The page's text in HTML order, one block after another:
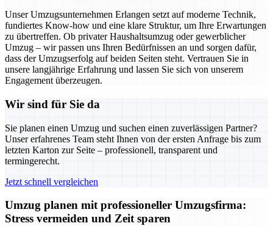
Unser Umzugsunternehmen Erlangen setzt auf moderne Technik,
fundiertes Know-how und eine klare Struktur, um Ihre Erwartungen
zu übertreffen. Ob privater Haushaltsumzug oder gewerblicher
Umzug – wir passen uns Ihren Bedürfnissen an und sorgen dafür,
dass der Umzugserfolg auf beiden Seiten steht. Vertrauen Sie in
unsere langjährige Erfahrung und lassen Sie sich von unserem
Engagement überzeugen.
Wir sind für Sie da
Sie planen einen Umzug und suchen einen zuverlässigen Partner?
Unser erfahrenes Team steht Ihnen von der ersten Anfrage bis zum
letzten Karton zur Seite – professionell, transparent und
termingerecht.
Jetzt schnell vergleichen
Umzug planen mit professioneller Umzugsfirma:
Stress vermeiden und Zeit sparen